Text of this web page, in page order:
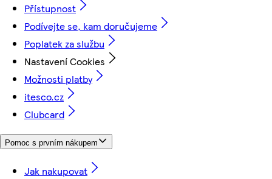
Přístupnost
Podívejte se, kam doručujeme
Poplatek za službu
Nastavení Cookies
Možnosti platby
itesco.cz
Clubcard
Pomoc s prvním nákupem
Jak nakupovat